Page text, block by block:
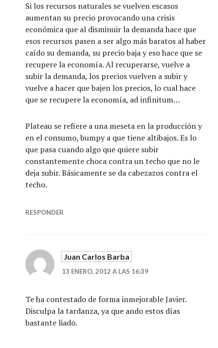
Si los recursos naturales se vuelven escasos
aumentan su precio provocando una crisis
económica que al disminuir la demanda hace que
esos recursos pasen a ser algo más baratos al haber
caído su demanda, su precio baja y eso hace que se
recupere la economía. Al recuperarse, vuelve a
subir la demanda, los precios vuelven a subir y
vuelve a hacer que bajen los precios, lo cual hace
que se recupere la economía, ad infinitum…
Plateau se refiere a una meseta en la producción y
en el consumo, bumpy a que tiene altibajos. Es lo
que pasa cuando algo que quiere subir
constantemente choca contra un techo que no le
deja subir. Básicamente se da cabezazos contra el
techo.
RESPONDER
Juan Carlos Barba
13 ENERO, 2012 A LAS 16:39
Te ha contestado de forma inmejorable Javier.
Disculpa la tardanza, ya que ando estos días
bastante liado.